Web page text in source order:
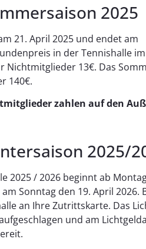
2025
21. April 2025 und endet am
in der Tennishalle
Nichtmitglieder 13€. Das
140€.
zahlen auf den
2025/
2025 / 2026 beginnt ab
Sonntag den 19. April 2026.
an Ihre Zutrittskarte. Das
und am